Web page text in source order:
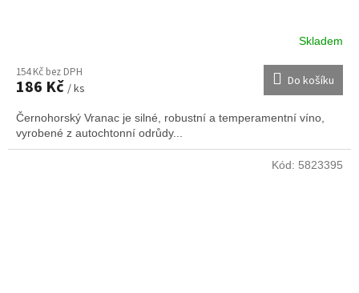
Skladem
154 Kč bez DPH
186 Kč / ks Do košíku
Černohorský Vranac je silné, robustní a temperamentní víno,
vyrobené z autochtonní odrůdy...
Kód: 5823395